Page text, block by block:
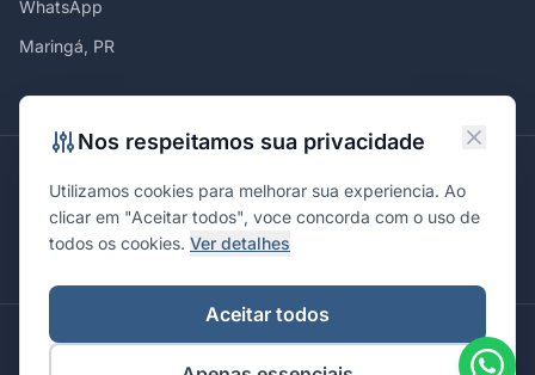
WhatsApp
Maringá, PR
MaringáCuritibaSão PauloLondrinaCascavelPonta Grossa
Florianópolis BrasíliaJoinvilleCampinas
© 2026 Integrare. Marketing de Verdade. Todos os direitos
Nos respeitamos sua privacidade
Utilizamos cookies para melhorar sua experiencia. Ao
clicar em "Aceitar todos", voce concorda com o uso de
todos os cookies. Ver detalhes
Aceitar todos